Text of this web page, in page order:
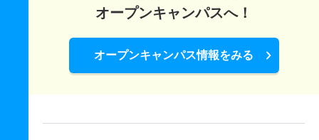
オープンキャンパスへ！
オープンキャンパス情報をみる